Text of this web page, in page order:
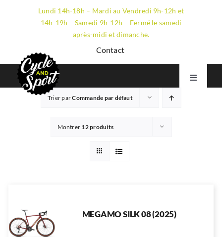
Lundi 14h-18h – Mardi au Vendredi 9h-12h et
14h-19h – Samedi 9h-12h – Fermé le samedi
après-midi et dimanche.
Contact
Toggle
RÉPARATION
Trier parCommande par défaut
Montrer 12 produits
MEGAMO SILK 08 (2025)